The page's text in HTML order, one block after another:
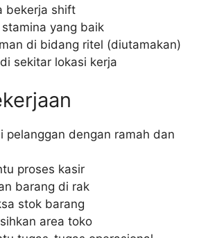
bekerja shift
yang baik
di bidang ritel (diutamakan)
sekitar lokasi kerja
pelanggan dengan ramah dan
proses kasir
barang di rak
stok barang
area toko